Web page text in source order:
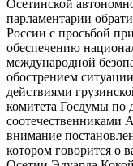
Осетинской
парламентарии
России с просьбой
обеспечению
международной
обострением
действиями
комитета Госдумы по
соотечественниками
внимание
котором говорится о